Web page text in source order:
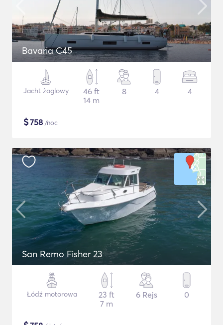
Bavaria C45
Jacht żaglowy
46 ft
14 m
8 4 4
$758 /noc
San Remo Fisher 23
Łódź motorowa
23 ft
7 m
6 Rejs 0